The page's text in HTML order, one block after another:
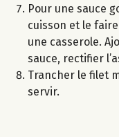
Pour une sauce
cuisson et le
une casserole.
sauce, rectifier
Trancher le filet
servir.